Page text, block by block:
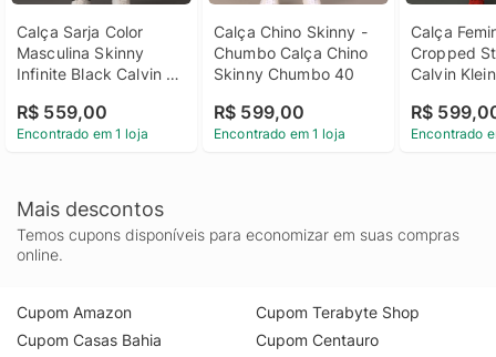
Calça Sarja Color
Masculina Skinny
Infinite Black Calvin
Sarja Color Masculina
Skinny Infinite Black
R$ 559,00
Encontrado em 1 loja
Calça Chino Skinny -
Chumbo Calça Chino
Skinny Chumbo 40
R$ 599,00
Encontrado em 1 loja
Calça
Cropped
Calvin
Feminina
Cropped
R$
Encontrado
Mais descontos
Temos cupons disponíveis para economizar em suas compras
online.
Cupom Amazon
Cupom Casas Bahia
Cupom Terabyte Shop
Cupom Centauro